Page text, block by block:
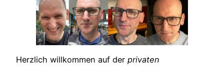
Herzlich willkommen auf der privaten